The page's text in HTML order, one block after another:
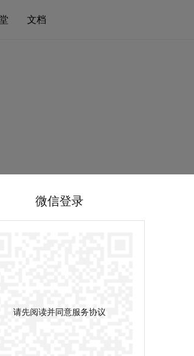
文档
微信登录
请先阅读并同意服务协议